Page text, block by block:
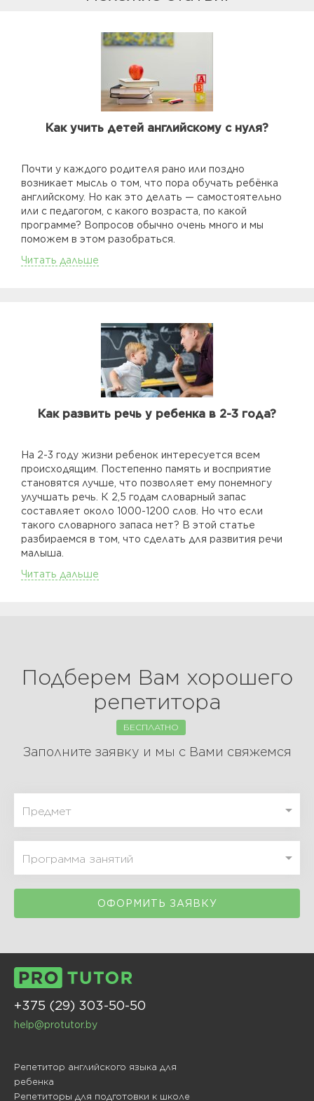
Как учить детей английскому с нуля?
Почти у каждого родителя рано или поздно
возникает мысль о том, что пора обучать ребёнка
английскому. Но как это делать — самостоятельно
или с педагогом, с какого возраста, по какой
программе? Вопросов обычно очень много и мы
поможем в этом разобраться.
Читать дальше
Как развить речь у ребенка в 2-3 года?
На 2-3 году жизни ребенок интересуется всем
происходящим. Постепенно память и восприятие
становятся лучше, что позволяет ему понемногу
улучшать речь. К 2,5 годам словарный запас
составляет около 1000-1200 слов. Но что если
такого словарного запаса нет? В этой статье
разбираемся в том, что сделать для развития речи
малыша.
Читать дальше
Подберем Вам хорошего
репетитора
БЕСПЛАТНО
Заполните заявку и мы с Вами свяжемся
ОФОРМИТЬ ЗАЯВКУ
+375 (29) 303-50-50
help@protutor.by
Репетитор английского языка для
ребенка
Репетиторы для подготовки к школе